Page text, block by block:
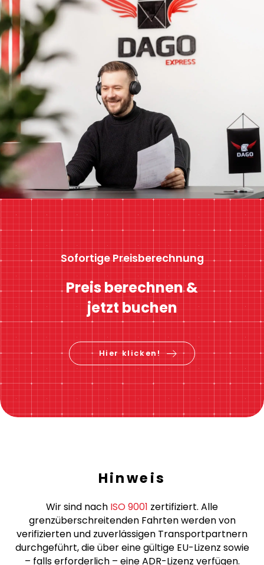
Sofortige Preisberechnung
Preis berechnen &
jetzt buchen
Hier klicken!
Hinweis
Wir sind nach ISO 9001 zertifiziert. Alle
grenzüberschreitenden Fahrten werden von
verifizierten und zuverlässigen Transportpartnern
durchgeführt, die über eine gültige EU-Lizenz sowie
– falls erforderlich – eine ADR-Lizenz verfügen.